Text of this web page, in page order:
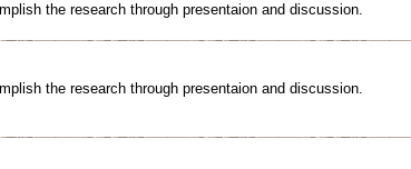
the research through presentaion and discussion.
the research through presentaion and discussion.